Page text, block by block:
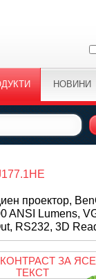
НОВИНИ
проектор,
ANSI Lumens,
RS232, 3D
ЗА
ТЕКСТ